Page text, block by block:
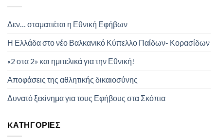
Δεν… σταματιέται η Εθνική Εφήβων
Η Ελλάδα στο νέο Βαλκανικό Κύπελλο Παίδων- Κορασίδων
«2 στα 2» και ημιτελικά για την Εθνική!
Αποφάσεις της αθλητικής δικαιοσύνης
Δυνατό ξεκίνημα για τους Εφήβους στα Σκόπια
KΑΤΗΓΟΡΊΕΣ